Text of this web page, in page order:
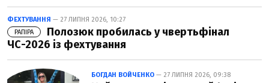
ФЕХТУВАННЯ — 27 ЛИПНЯ 2026, 10:27
РАПІРА
Полозюк пробилась у чвертьфінал
ЧС-2026 із фехтування
БОГДАН ВОЙЧЕНКО — 27 ЛИПНЯ 2026, 09:38